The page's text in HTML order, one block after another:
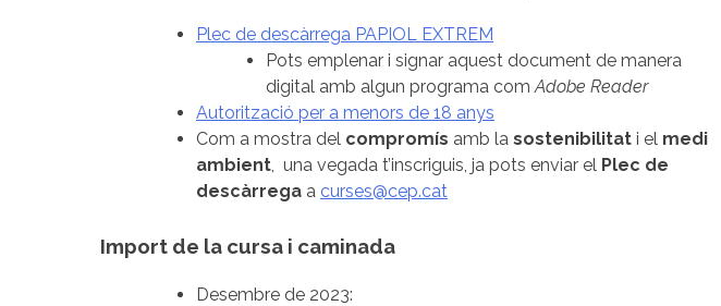
Plec de descàrrega PAPIOL EXTREM
Pots emplenar i signar aquest document de manera
digital amb algun programa comAdobe Reader
Autorització per a menors de 18 anys
Com a mostra del compromís amb la sostenibilitat i el medi
ambient, una vegada t’inscriguis, ja pots enviar el Plec de
descàrrega a curses@cep.cat
Import de la cursa i caminada
Desembre de 2023: